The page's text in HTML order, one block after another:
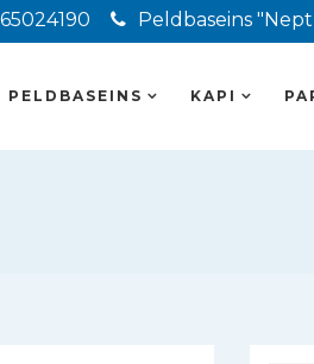
Peldbaseins
PELDBASEINS KAPI